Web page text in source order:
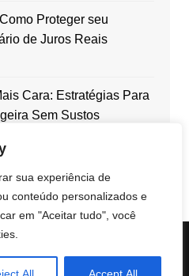
sua experiência de
conteúdo personalizados e
em "Aceitar tudo", você
Proteger seu
de Juros Reais
Cara: Estratégias Para
Sem Sustos
Seu Patrimônio com
os direitos reservados.